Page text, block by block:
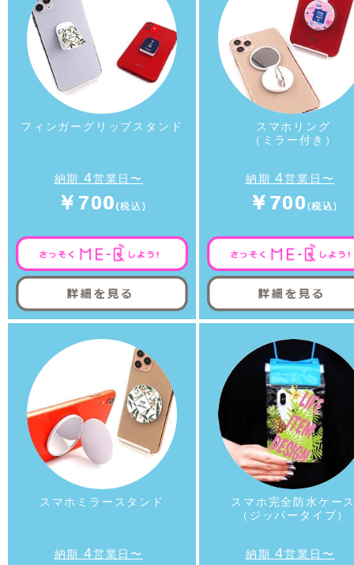
フィンガーグリップスタンド
納期 4営業日〜
￥700
スマホリング
（ミラー付き）
納期4営業日〜
￥700
スマホミラースタンド
納期 4営業日〜
スマホ完全防水ケー
（ジッパータイプ）
納期4営業日〜